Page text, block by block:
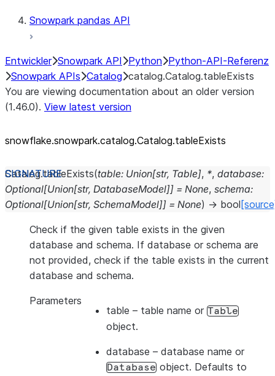
Snowpark pandas API
Entwickler Snowpark API Python Python-API-Referenz
Snowpark APIs Catalog catalog.Catalog.tableExists
You are viewing documentation about an older version
(1.46.0). View latest version
snowflake.snowpark.catalog.Catalog.tableExists
Catalog.tableExists(table: Union[str, Table], *, database:
Optional[Union[str, DatabaseModel]] = None, schema:
Optional[Union[str, SchemaModel]] = None) → bool
Check if the given table exists in the given
database and schema. If database or schema are
not provided, check if the table exists in the current
database and schema.
Parameters
table – table name or Table
object.
database – database name or
Database object. Defaults to